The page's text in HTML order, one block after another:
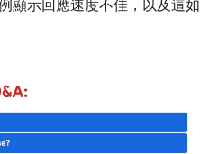
顯示回應速度不佳，以及這如